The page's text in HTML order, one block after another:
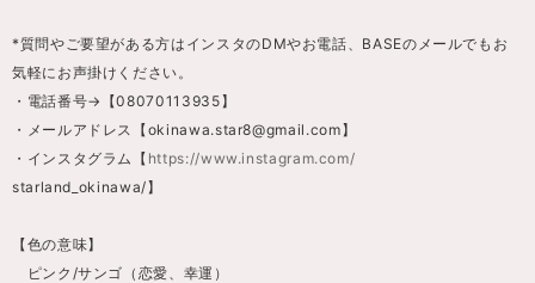
*質問やご要望がある方はインスタのDMやお電話、BASEのメールでもお
気軽にお声掛けください。
・電話番号→【08070113935】
・メールアドレス【okinawa.star8@gmail.com】
・インスタグラム【 https://www.instagram.com/
starland_okinawa/】
【色の意味】
ピンク/サンゴ（恋愛、幸運）